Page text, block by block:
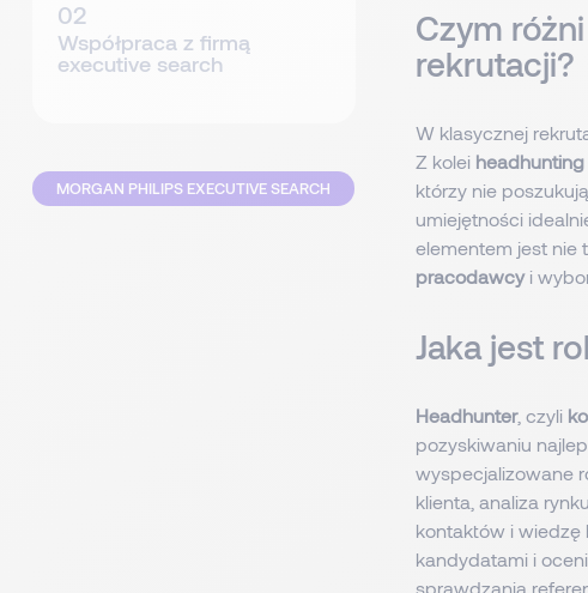
Czym
rekrutacji?
W klasycznej
Z kolei headhunting
którzy nie
umiejętności
elementem jest nie
pracodawcyi
Jaka jest
Headhunter, czyli
pozyskiwaniu
wyspecjalizowane
klienta, analiza
kontaktów i wiedzę
kandydatami i
sprawdzania
Współpraca z firmą
executive search
MORGAN PHILIPS EXECUTIVE SEARCH